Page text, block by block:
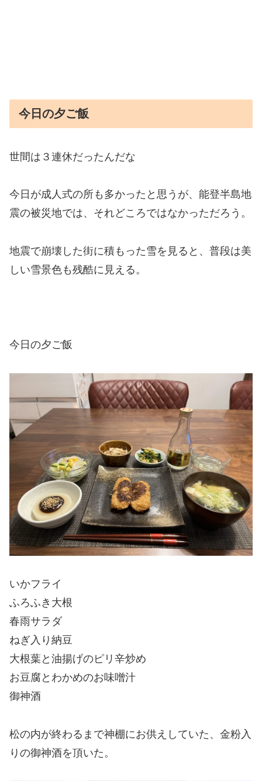
今日の夕ご飯
世間は３連休だったんだな
今日が成人式の所も多かったと思うが、能登半島地
震の被災地では、それどころではなかっただろう。
地震で崩壊した街に積もった雪を見ると、普段は美
しい雪景色も残酷に見える。
今日の夕ご飯
いかフライ
ふろふき大根
春雨サラダ
ねぎ入り納豆
大根葉と油揚げのピリ辛炒め
お豆腐とわかめのお味噌汁
御神酒
松の内が終わるまで神棚にお供えしていた、金粉入
りの御神酒を頂いた。